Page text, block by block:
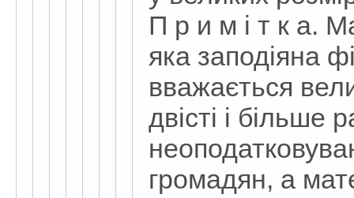
П р и м і т к а.
яка заподіяна
вважається
двісті і більше
громадян, а